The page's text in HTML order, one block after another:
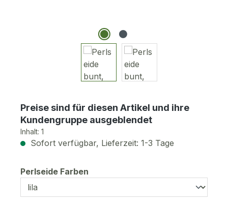
Preise sind für diesen Artikel und ihre
Kundengruppe ausgeblendet
Inhalt: 1
Sofort verfügbar, Lieferzeit: 1-3 Tage
Perlseide Farben